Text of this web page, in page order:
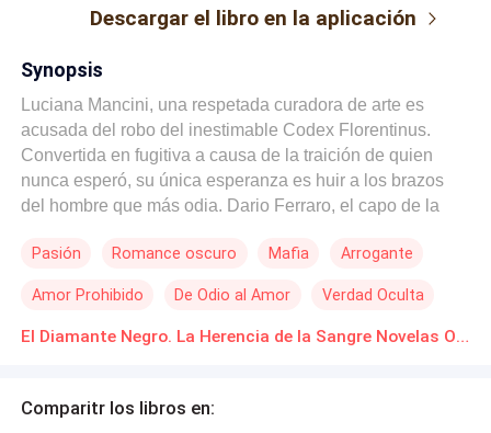
Descargar el libro en la aplicación
Synopsis
Luciana Mancini, una respetada curadora de arte es
acusada del robo del inestimable Codex Florentinus.
Convertida en fugitiva a causa de la traición de quien
nunca esperó, su única esperanza es huir a los brazos
del hombre que más odia. Dario Ferraro, el capo de la
que la secuestra obligándola a una alianza. Retenida en
aceptar una tregua que le ofrece protección, mientras su
inteligencia ayuda a dar caza al verdadero traidor. Pero
eternamente enamorado, intente rescatarla haciendo que
Pasión Romance oscuro Mafia Arrogante
Amor Prohibido De Odio al Amor Verdad Oculta
El Diamante Negro. La Herencia de la Sangre Novelas Online Descarga gratuita de PDF
Comparitr los libros en: